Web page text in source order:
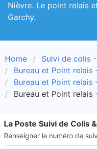
Nièvre. Le point relais
Garchy.
Home Suivi de colis
Bureau et Point
Bureau et Point relais
Bureau et Point relais
La Poste Suivi de Colis
Renseigner le numéro de